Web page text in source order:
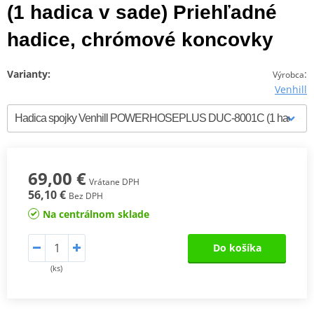
(1 hadica v sade) Priehľadné
hadice, chrómové koncovky
Výrobca:
Venhill
Varianty:
69,00 € Vrátane DPH
56,10 € Bez DPH
Na centrálnom sklade
(ks)
Do košíka